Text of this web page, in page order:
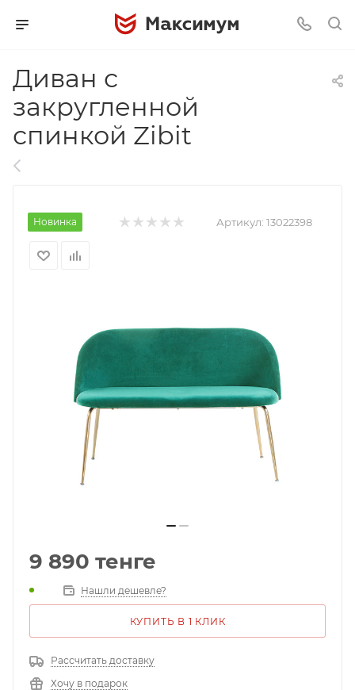
Диван с
закругленной
спинкой Zibit
Новинка Артикул: 13022398
9 890 тенге
Нашли дешевле?
КУПИТЬ В 1 КЛИК
Рассчитать доставку
Хочу в подарок